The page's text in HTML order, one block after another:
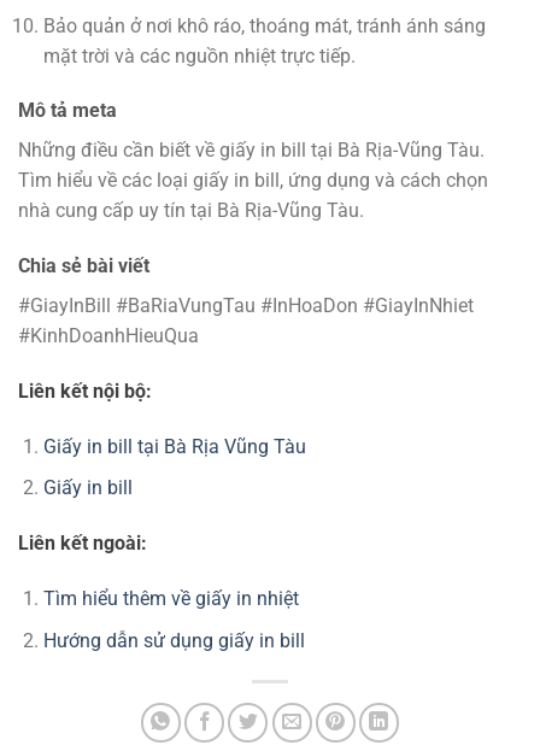
Bảo quản ở nơi khô ráo, thoáng mát, tránh ánh sáng
mặt trời và các nguồn nhiệt trực tiếp.
Mô tả meta
Những điều cần biết về giấy in bill tại Bà Rịa-Vũng Tàu.
Tìm hiểu về các loại giấy in bill, ứng dụng và cách chọn
nhà cung cấp uy tín tại Bà Rịa-Vũng Tàu.
Chia sẻ bài viết
#GiayInBill #BaRiaVungTau #InHoaDon #GiayInNhiet
#KinhDoanhHieuQua
Liên kết nội bộ:
Giấy in bill tại Bà Rịa Vũng Tàu
Giấy in bill
Liên kết ngoài:
Tìm hiểu thêm về giấy in nhiệt
Hướng dẫn sử dụng giấy in bill